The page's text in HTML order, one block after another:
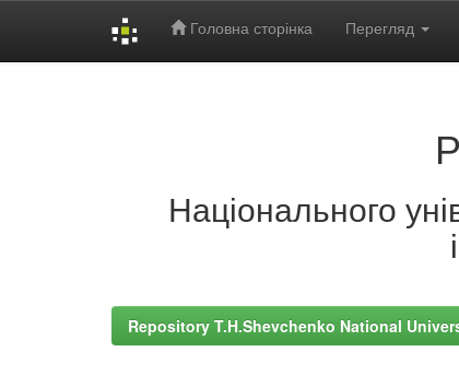
Головна сторінка Перегляд
Національного
Repository T.H.Shevchenko National